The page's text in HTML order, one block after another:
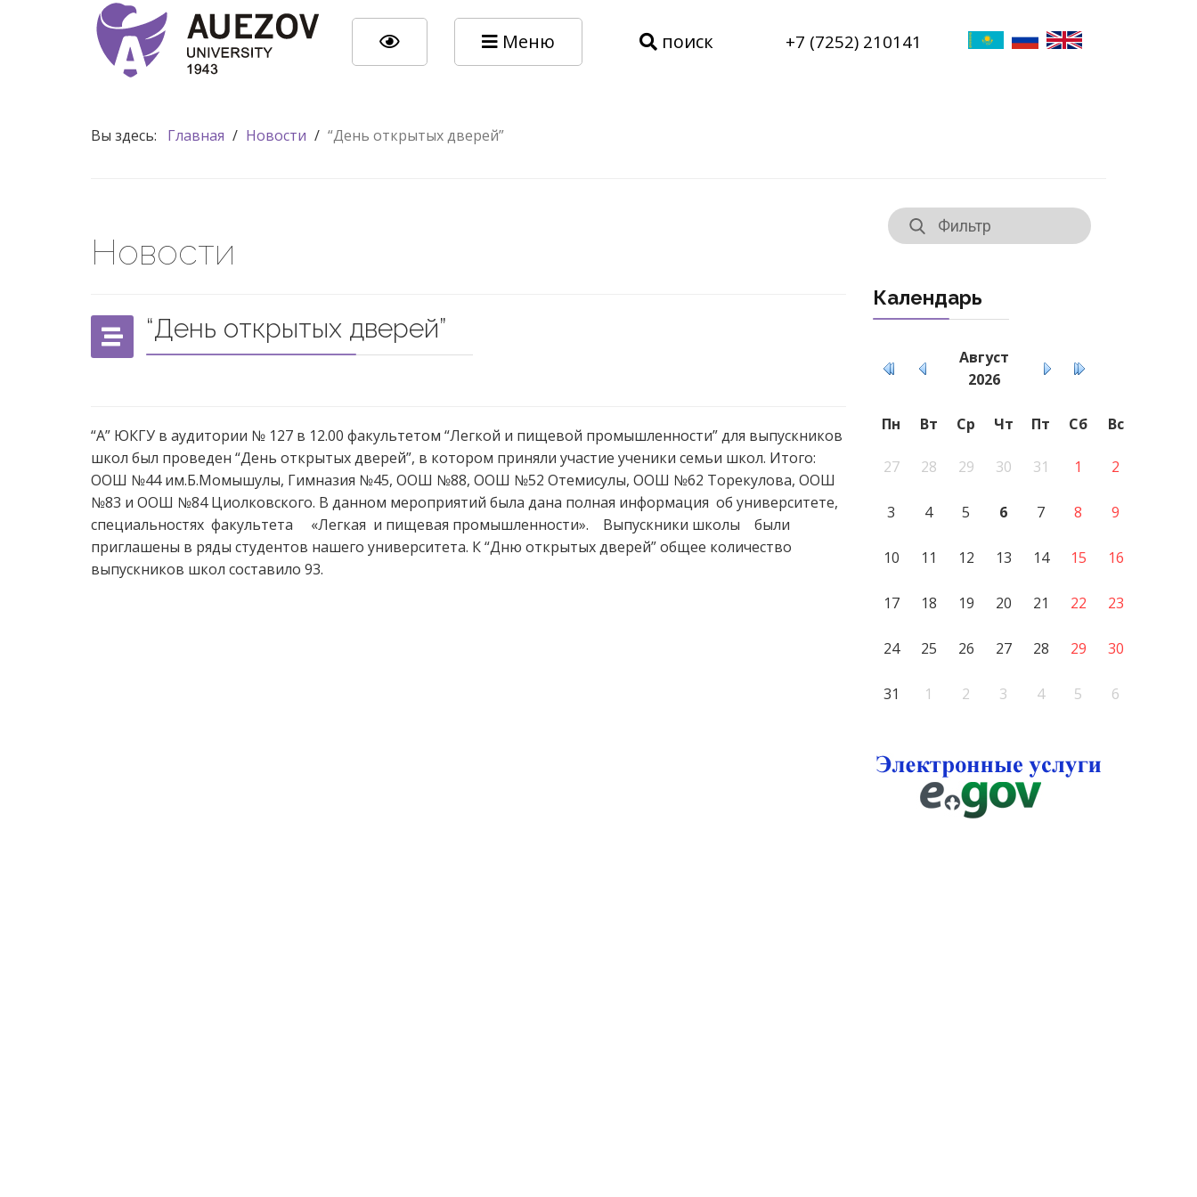
Меню поиск +7 (7252) 210141
Вы здесь: Главная / Новости / “День открытых дверей”
Новости
“День открытых дверей”
“А” ЮКГУ в аудитории № 127 в 12.00 факультетом “Легкой и пищевой промышленности” для выпускников
школ был проведен “День открытых дверей”, в котором приняли участие ученики семьи школ. Итого:
ООШ №44 им.Б.Момышулы, Гимназия №45, ООШ №88, ООШ №52 Отемисулы, ООШ №62 Торекулова, ООШ
№83 и ООШ №84 Циолковского. В данном мероприятий была дана полная информация об университете,
специальностях факультета «Легкая и пищевая промышленности». Выпускники школы были
приглашены в ряды студентов нашего университета. К “Дню открытых дверей” общее количество
выпускников школ составило 93.
Календарь
Август
2026
Пн Вт Ср Чт Пт Сб Вс
27 28 29 30 31 1 2
3 4 5 6 7 8 9
10 11 12 13 14 15 16
17 18 19 20 21 22 23
24 25 26 27 28 29 30
31 1 2 3 4 5 6